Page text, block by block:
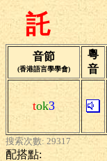
託
音節
(香港語言學學會)
粵
音
tok3
搜索次數: 29317
配搭點: